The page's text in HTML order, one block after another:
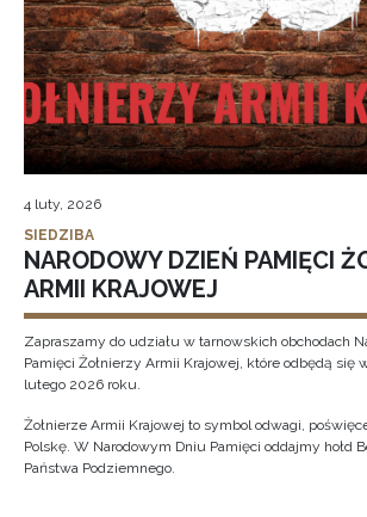
4 luty, 2026
SIEDZIBA
NARODOWY DZIEŃ PAMIĘCI
ARMII KRAJOWEJ
Zapraszamy do udziału w tarnowskich obchodach
Pamięci Żołnierzy Armii Krajowej, które odbędą się
lutego 2026 roku.
Żołnierze Armii Krajowej to symbol odwagi,
Polskę. W Narodowym Dniu Pamięci oddajmy hołd
Państwa Podziemnego.